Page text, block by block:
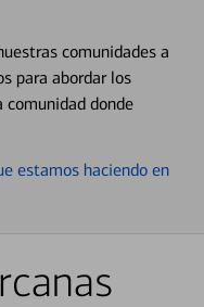
comunidades a
para abordar los
comunidad donde
estamos haciendo en